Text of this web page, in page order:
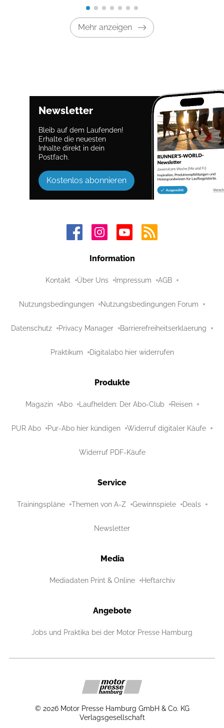
Mehr anzeigen
Newsletter
Bleib auf dem Laufenden!
Erhalte die neuesten
Inhalte direkt in dein
Postfach.
Kostenlos abonnieren
Information
Kontakt Über Uns Impressum AGB
Nutzungsbedingungen Nutzungsbedingungen Forum
Datenschutz Privacy Manager Barrierefreiheitserklaerung
Praktikum Digitalabo hier widerrufen
Produkte
Magazin Abo Laufhelden: Der Abo-Club Reisen
PUR Abo Pur-Abo hier kündigen Widerruf digitaler Käufe
Widerruf PDF-Käufe
Service
Trainingspläne Themen von A-Z Gewinnspiele Deals
Newsletter
Media
Mediadaten Print & Online Heftarchiv
Angebote
Jobs und Praktika bei der Motor Presse Hamburg
© 2026 Motor Presse Hamburg GmbH & Co. KG
Verlagsgesellschaft